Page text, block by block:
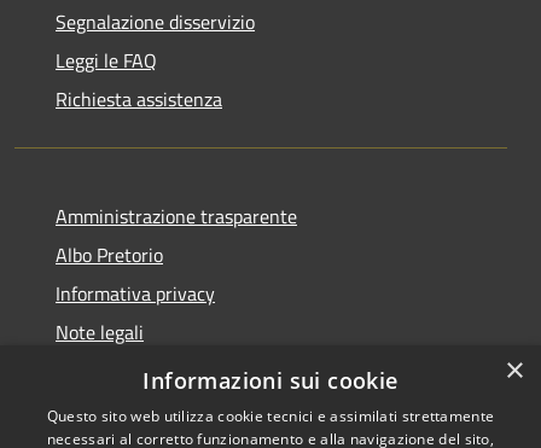
Segnalazione disservizio
Leggi le FAQ
Richiesta assistenza
Amministrazione trasparente
Albo Pretorio
Informativa privacy
Note legali
Dichiarazione di accessibilità
×
Informazioni sui cookie
Questo sito web utilizza cookie tecnici e assimilati strettamente
necessari al corretto funzionamento e alla navigazione del sito,